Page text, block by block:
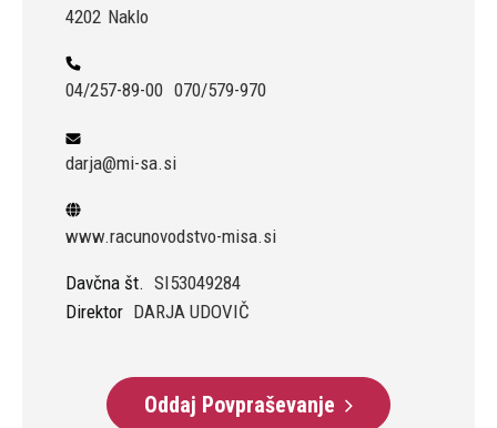
4202 Naklo
04/257-89-00 070/579-970
darja@mi-sa.si
www.racunovodstvo-misa.si
Davčna št. SI53049284
Direktor DARJA UDOVIČ
Oddaj Povpraševanje